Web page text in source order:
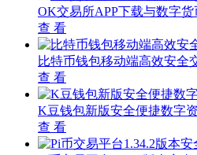
OK交易所APP下载与数字货
查 看
比特币钱包移动端高效安全
查 看
K豆钱包新版安全便捷数字
查 看